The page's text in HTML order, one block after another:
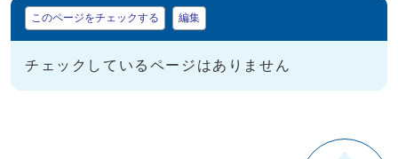
マイページ
このページをチェックする 編集
チェックしているページはありません